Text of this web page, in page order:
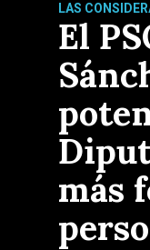
LAS
El
más